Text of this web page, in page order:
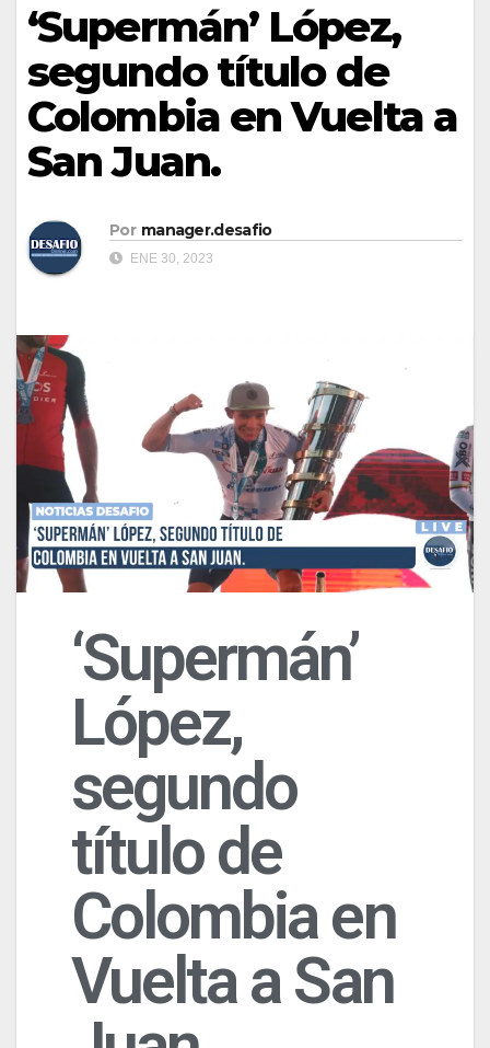
‘Supermán’ López,
segundo título de
Colombia en Vuelta a
San Juan.
Por manager.desafio
ENE 30, 2023
‘Supermán’
López,
segundo
título de
Colombia en
Vuelta a San